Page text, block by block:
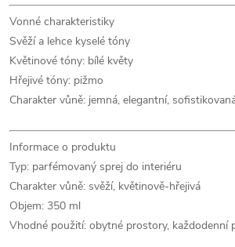
Vonné charakteristiky
Svěží a lehce kyselé tóny
Květinové tóny: bílé květy
Hřejivé tóny: pižmo
Charakter vůně: jemná, elegantní,
Informace o produktu
Typ: parfémovaný sprej do interiéru
Charakter vůně: svěží, květinově-hřejivá
Objem: 350 ml
Vhodné použití: obytné prostory, každodenní